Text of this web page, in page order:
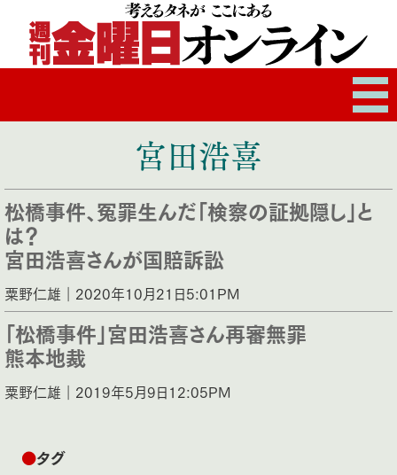
宮田浩喜
松橋事件、冤罪生んだ「検察の証拠隠し」と
は？
宮田浩喜さんが国賠訴訟
粟野仁雄｜2020年10月21日5:01PM
「松橋事件」宮田浩喜さん再審無罪
熊本地裁
粟野仁雄｜2019年5月9日12:05PM
●タグ